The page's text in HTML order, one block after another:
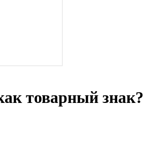
товарный знак?